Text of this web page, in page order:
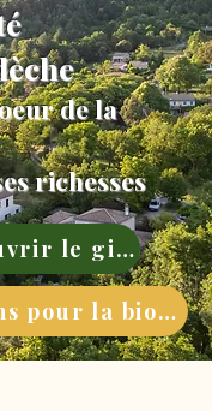
de la
richesses
🏡 Découvrir le gite
🐝 Nos actions pour la biodiversité